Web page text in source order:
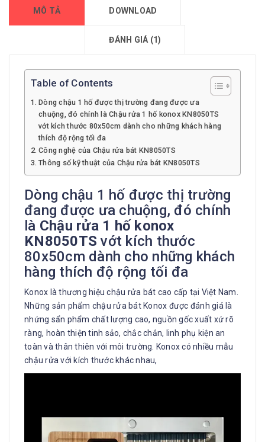
MÔ TẢ DOWNLOAD
ĐÁNH GIÁ (1)
Table of Contents
Dòng chậu 1 hố được thị trường đang được ưa
chuộng, đó chính là Chậu rửa 1 hố konox KN8050TS
vớt kích thước 80x50cm dành cho những khách hàng
thích độ rộng tối đa
Công nghệ của Chậu rửa bát KN8050TS
Thông số kỹ thuật của Chậu rửa bát KN8050TS
Dòng chậu 1 hố được thị trường
đang được ưa chuộng, đó chính
là Chậu rửa 1 hố konox
KN8050TS vớt kích thước
80x50cm dành cho những khách
hàng thích độ rộng tối đa
Konox là thương hiệu chậu rửa bát cao cấp tại Việt Nam.
Những sản phẩm chậu rửa bát Konox được đánh giá là
nhứng sẩn phẩm chất lượng cao, nguồn gốc xuất xứ rõ
ràng, hoàn thiện tinh sảo, chắc chắn, linh phụ kiện an
toàn và thân thiên với môi trường. Konox có nhiều mẫu
chậu rửa với kích thước khác nhau,